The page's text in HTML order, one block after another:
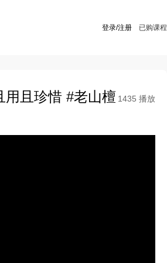
登录/注册 已购课程
用且珍惜 #老山檀 1435 播放